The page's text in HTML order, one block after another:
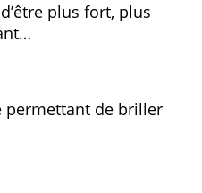
plus fort, plus
permettant de briller